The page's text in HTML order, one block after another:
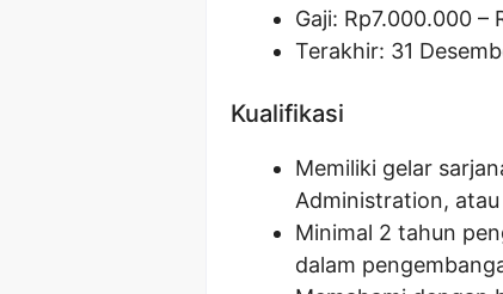
Gaji: Rp7.000.000 –
Terakhir: 31
Kualifikasi
Memiliki gelar
Administration,
Minimal 2 tahun
dalam